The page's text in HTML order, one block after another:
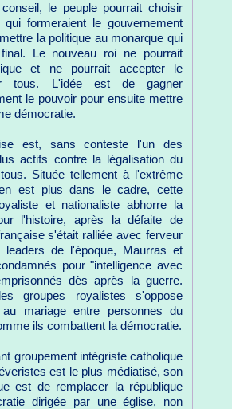
le peuple pourrait choisir
qui formeraient le gouvernement
la politique au monarque qui
Le nouveau roi ne pourrait
et ne pourrait accepter le
tous. L'idée est de gagner
le pouvoir pour ensuite mettre
démocratie.
est, sans conteste l'un des
actifs contre la légalisation du
Située tellement à l'extrême
est plus dans le cadre, cette
et nationaliste abhorre la
l'histoire, après la défaite de
s'était ralliée avec ferveur
de l'époque, Maurras et
pour "intelligence avec
dès après la guerre.
groupes royalistes s'oppose
mariage entre personnes du
ils combattent la démocratie.
groupement intégriste catholique
est le plus médiatisé, son
est de remplacer la république
dirigée par une église, non